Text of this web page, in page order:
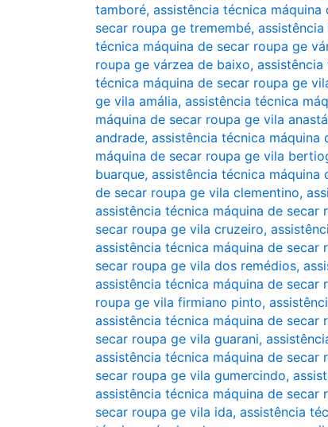
tamboré, assistência técnica
secar roupa ge tremembé,
técnica máquina de secar roupa ge
roupa ge várzea de baixo,
técnica máquina de secar roupa ge
ge vila amália, assistência técnica
máquina de secar roupa ge vila
andrade, assistência técnica máquina
máquina de secar roupa ge vila
buarque, assistência técnica máquina
de secar roupa ge vila clementino,
assistência técnica máquina de secar
secar roupa ge vila cruzeiro,
assistência técnica máquina de
secar roupa ge vila dos remédios,
assistência técnica máquina de secar
roupa ge vila firmiano pinto,
assistência técnica máquina de secar
secar roupa ge vila guarani,
assistência técnica máquina de secar
secar roupa ge vila gumercindo,
assistência técnica máquina de secar
secar roupa ge vila ida, assistência